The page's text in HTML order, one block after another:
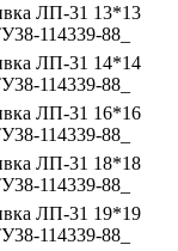
ЛП-31 13*13
114339-88_
ЛП-31 14*14
114339-88_
ЛП-31 16*16
114339-88_
ЛП-31 18*18
114339-88_
ЛП-31 19*19
114339-88_